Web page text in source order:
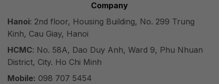
Company
Hanoi: 2nd floor, Housing Building, No. 299 Trung
Kinh, Cau Giay, Hanoi
HCMC: No. 58A, Dao Duy Anh, Ward 9, Phu Nhuan
District, City. Ho Chi Minh
Mobile: 098 707 5454